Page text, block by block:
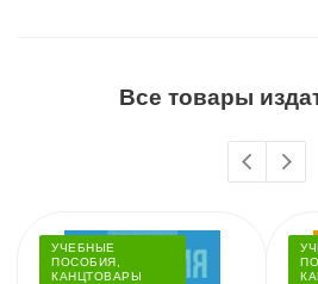
Все товары
УЧЕБНЫЕ
ПОСОБИЯ,
КАНЦТОВАРЫ